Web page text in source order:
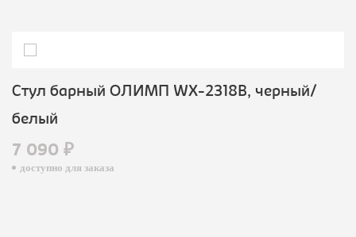
Стул барный ОЛИМП WX-2318B, черный/
белый
7 090 ₽
доступно для заказа